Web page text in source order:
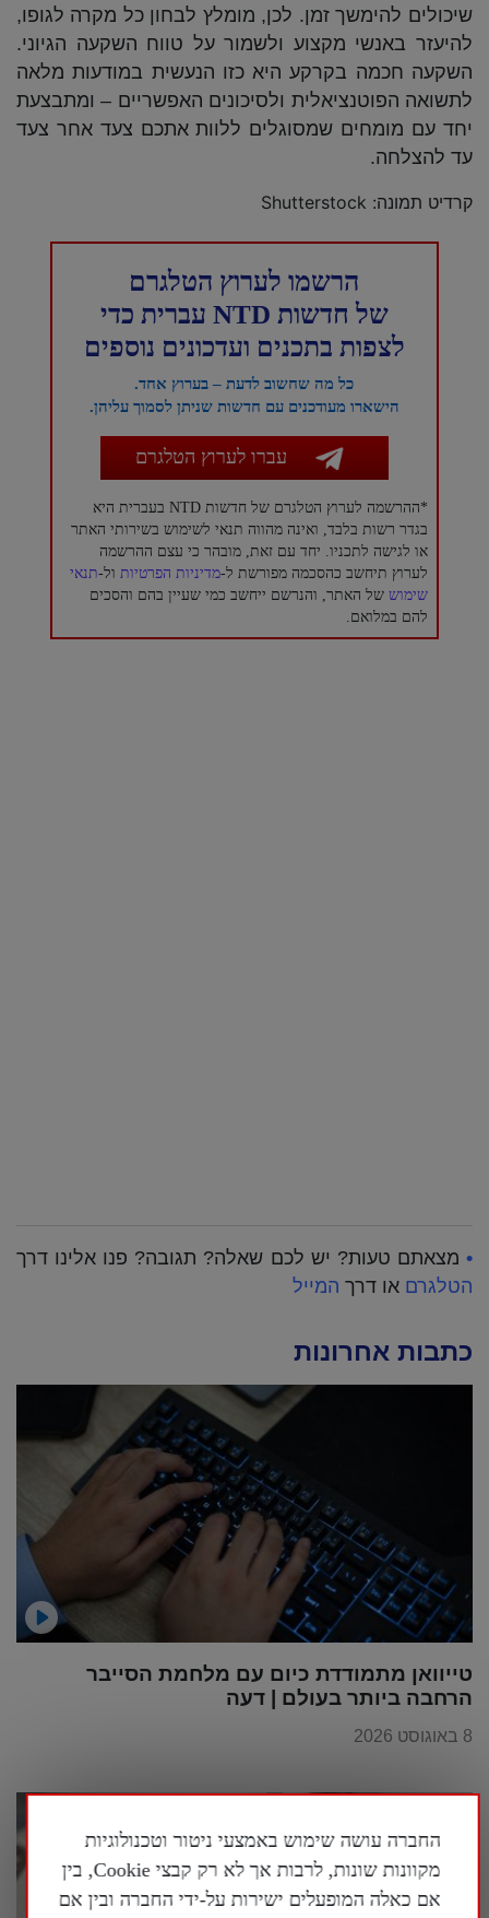
שיכולים להימשך זמן. לכן, מומלץ לבחון כל מקרה לגופו,
להיעזר באנשי מקצוע ולשמור על טווח השקעה הגיוני.
השקעה חכמה בקרקע היא כזו הנעשית במודעות מלאה
לתשואה הפוטנציאלית ולסיכונים האפשריים – ומתבצעת
יחד עם מומחים שמסוגלים ללוות אתכם צעד אחר צעד
עד להצלחה.
קרדיט תמונה: Shutterstock
הרשמו לערוץ הטלגרם
של חדשות NTD עברית כדי
לצפות בתכנים ועדכונים נוספים
כל מה שחשוב לדעת – בערוץ אחד.
הישארו מעודכנים עם חדשות שניתן לסמוך עליהן.
עברו לערוץ הטלגרם
*ההרשמה לערוץ הטלגרם של חדשות NTD בעברית היא
בגדר רשות בלבד, ואינה מהווה תנאי לשימוש בשירותי האתר
או לגישה לתכניו. יחד עם זאת, מובהר כי עצם ההרשמה
לערוץ תיחשב כהסכמה מפורשת ל-מדיניות הפרטיות ול-תנאי
שימוש של האתר, והנרשם ייחשב כמי שעיין בהם והסכים
להם במלואם.
• מצאתם טעות? יש לכם שאלה? תגובה? פנו אלינו דרך
הטלגרם או דרך המייל
כתבות אחרונות
טייוואן מתמודדת כיום עם מלחמת הסייבר
הרחבה ביותר בעולם | דעה
8 באוגוסט 2026
החברה עושה שימוש באמצעי ניטור וטכנולוגיות
מקוונות שונות, לרבות אך לא רק קבצי Cookie, בין
אם כאלה המופעלים ישירות על-ידי החברה ובין אם